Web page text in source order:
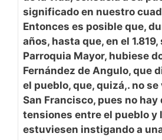
significado en nuestro
Entonces es posible que,
años, hasta que, en el
Parroquia Mayor, hubiese
Fernández de Angulo, que
el pueblo, que, quizá,. no
San Francisco, pues no
tensiones entre el pueblo y
estuviesen instigando a